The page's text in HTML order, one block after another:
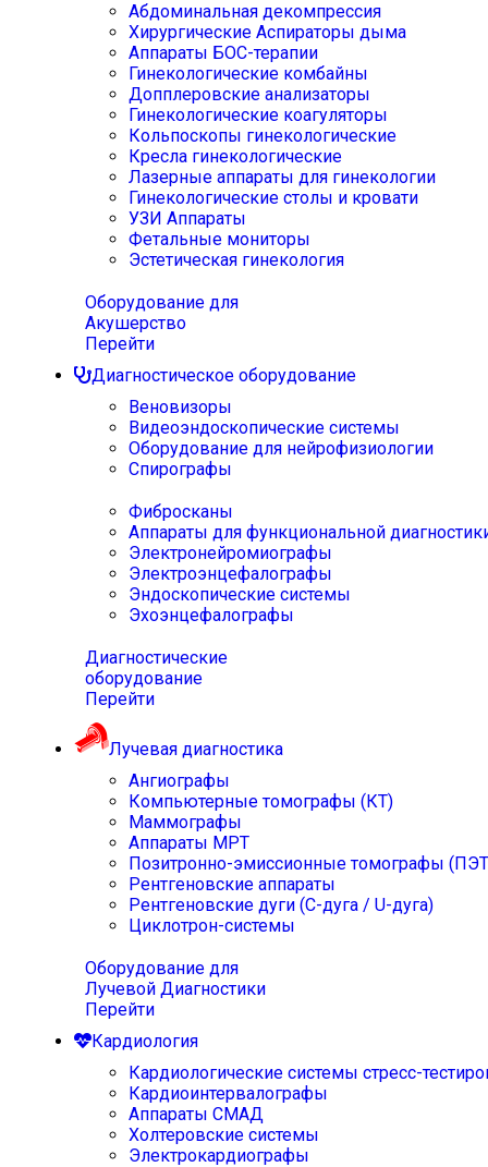
Абдоминальная декомпрессия
Хирургические Аспираторы дыма
Аппараты БОС-терапии
Гинекологические комбайны
Допплеровские анализаторы
Гинекологические коагуляторы
Кольпоскопы гинекологические
Кресла гинекологические
Лазерные аппараты для гинекологии
Гинекологические столы и кровати
УЗИ Аппараты
Фетальные мониторы
Эстетическая гинекология
Оборудование для
Акушерство
Перейти
Диагностическое оборудование
Веновизоры
Видеоэндоскопические системы
Оборудование для нейрофизиологии
Спирографы
Фибросканы
Аппараты для функциональной
Электронейромиографы
Электроэнцефалографы
Эндоскопические системы
Эхоэнцефалографы
Диагностические
оборудование
Перейти
Лучевая диагностика
Ангиографы
Компьютерные томографы (КТ)
Маммографы
Аппараты МРТ
Позитронно-эмиссионные томографы
Рентгеновские аппараты
Рентгеновские дуги (С-дуга / U-дуга)
Циклотрон-системы
Оборудование для
Лучевой Диагностики
Перейти
Кардиология
Кардиологические системы стресс-
Кардиоинтервалографы
Аппараты СМАД
Холтеровские системы
Электрокардиографы